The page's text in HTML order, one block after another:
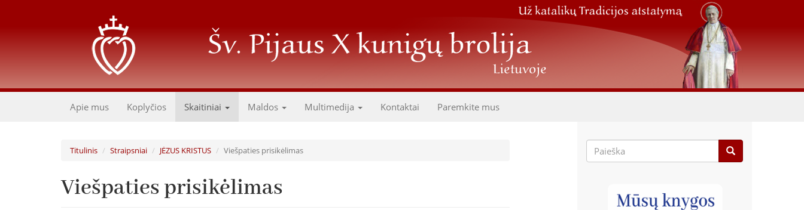
Apie mus Koplyčios Skaitiniai Maldos Multimedija Kontaktai Paremkite mus
Titulinis Straipsniai JĖZUS KRISTUS Viešpaties prisikėlimas
Viešpaties prisikėlimas
Paieškos